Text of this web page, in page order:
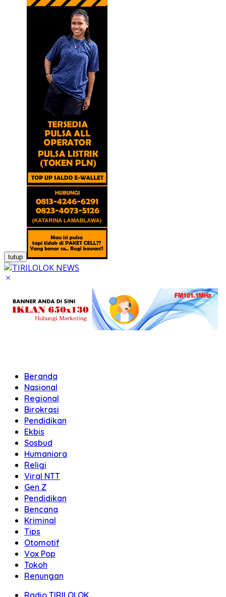
tutup
Beranda
Nasional
Regional
Birokrasi
Pendidikan
Ekbis
Sosbud
Humaniora
Religi
Viral NTT
Gen Z
Pendidikan
Bencana
Kriminal
Tips
Otomotif
Vox Pop
Tokoh
Renungan
Radio TIRILOLOK